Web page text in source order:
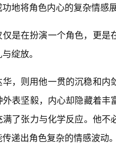
地将角色内心的复杂情感
仅是在扮演一个角色，更是
绽放。
华，则用他一贯的沉稳和
表坚毅，内心却隐藏着
满了张力与化学反应。他
递出角色复杂的情感波动